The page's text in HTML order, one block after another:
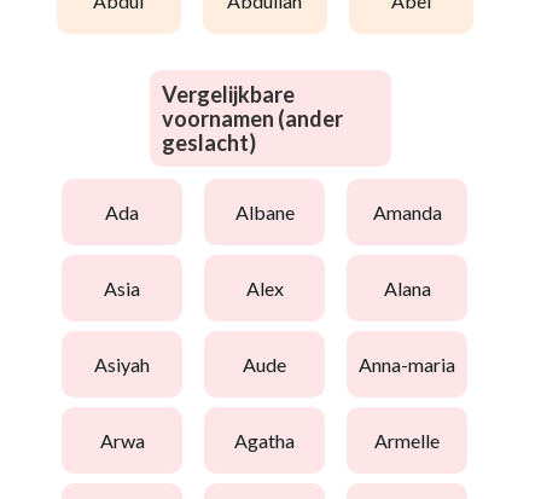
Vergelijkbare
voornamen (ander
geslacht)
ada albane amanda
asia alex alana
asiyah aude anna-maria
arwa agatha armelle